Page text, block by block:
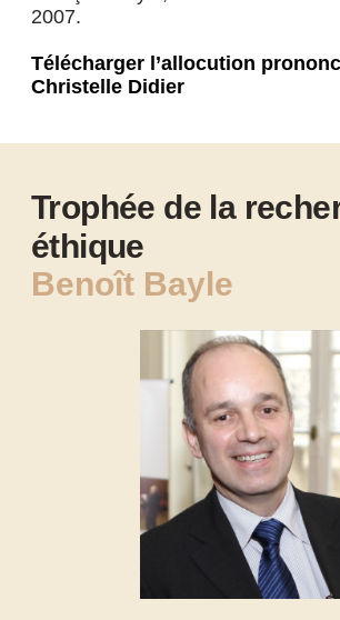
2007.
Télécharger l’allocution
Christelle Didier
Trophée de la
éthique
Benoît Bayle